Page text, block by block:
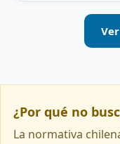
¿Por qué no
La normativa